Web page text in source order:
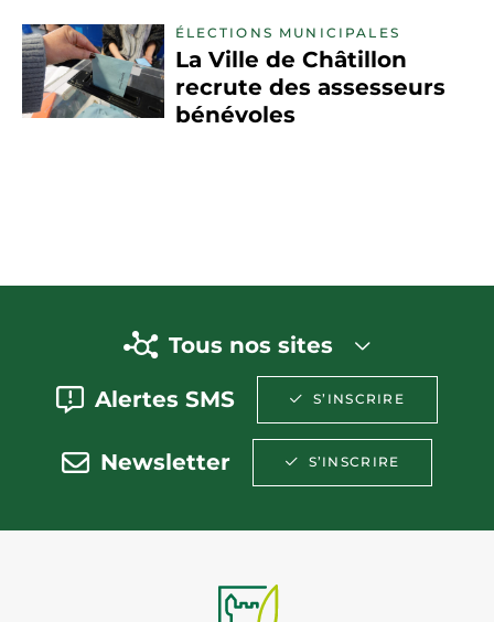
ÉLECTIONS MUNICIPALES
La Ville de Châtillon
recrute des assesseurs
bénévoles
Tous nos sites
Alertes SMS S’INSCRIRE
Newsletter S’INSCRIRE